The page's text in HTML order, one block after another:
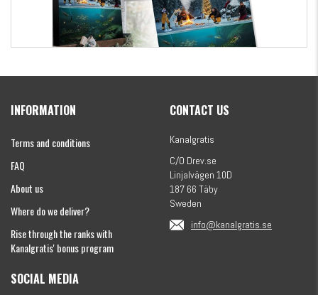
€154.86
INFORMATION
Terms and conditions
FAQ
About us
Where do we deliver?
Rise through the ranks with
Kanalgratis' bonus program
CONTACT US
Kanalgratis
C/O Drev.se
Linjalvägen 10D
187 66 Täby
Sweden
info@kanalgratis.se
SOCIAL MEDIA